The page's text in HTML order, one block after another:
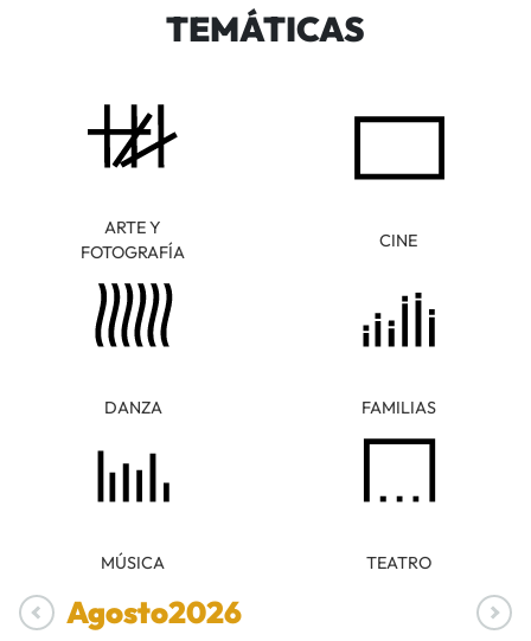
TEMÁTICAS
ARTE Y
FOTOGRAFÍA
CINE
DANZA FAMILIAS
MÚSICA TEATRO
Agosto2026